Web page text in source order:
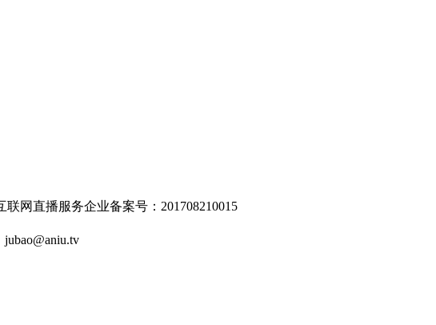
联网直播服务企业备案号：201708210015
jubao@aniu.tv